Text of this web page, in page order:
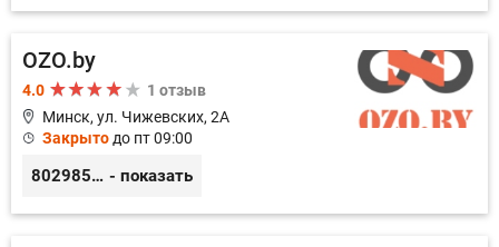
OZO.by
4.0
1 отзыв
Минск, ул. Чижевских, 2А
Закрытодо пт 09:00
80298529754 - показать